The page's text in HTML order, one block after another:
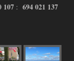
107 : 694 021 137